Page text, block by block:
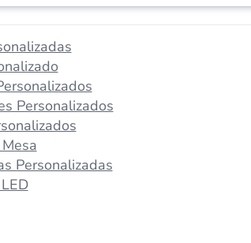
Personalizados
Personalizadas